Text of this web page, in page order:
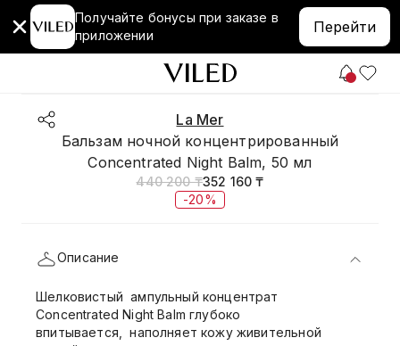
Получайте бонусы при заказе в
приложении
Перейти
La Mer
Бальзам ночной концентрированный
Concentrated Night Balm, 50 мл
440 200 ₸352 160 ₸
-20%
Описание
Шелковистый ампульный концентрат
Concentrated Night Balm глубоко
впитывается, наполняет кожу живительной